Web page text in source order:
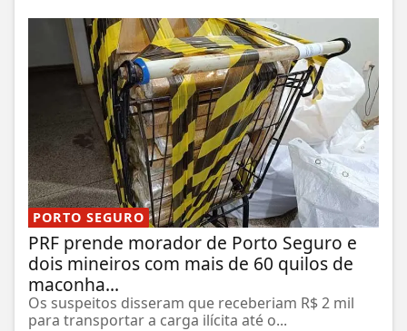
PORTO SEGURO
PRF prende morador de Porto Seguro e
dois mineiros com mais de 60 quilos de
maconha...
Os suspeitos disseram que receberiam R$ 2 mil
para transportar a carga ilícita até o...